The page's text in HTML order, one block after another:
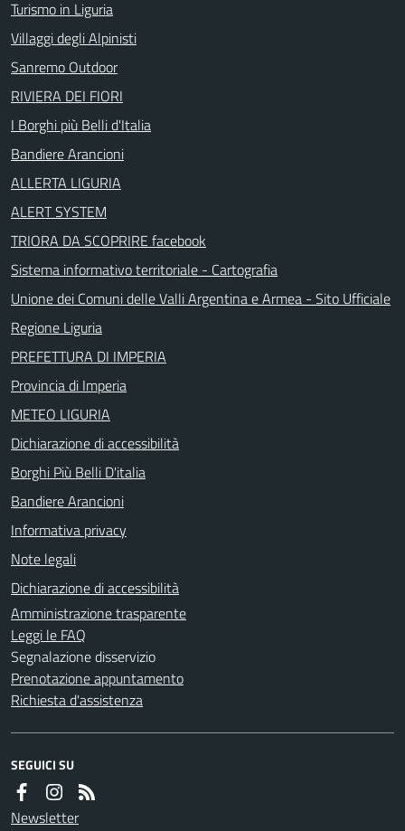
Turismo in Liguria
Villaggi degli Alpinisti
Sanremo Outdoor
RIVIERA DEI FIORI
I Borghi più Belli d'Italia
Bandiere Arancioni
ALLERTA LIGURIA
ALERT SYSTEM
TRIORA DA SCOPRIRE facebook
Sistema informativo territoriale - Cartografia
Unione dei Comuni delle Valli Argentina e Armea - Sito Ufficiale
Regione Liguria
PREFETTURA DI IMPERIA
Provincia di Imperia
METEO LIGURIA
Dichiarazione di accessibilità
Borghi Più Belli D'italia
Bandiere Arancioni
Informativa privacy
Note legali
Dichiarazione di accessibilità
Amministrazione trasparente
Leggi le FAQ
Segnalazione disservizio
Prenotazione appuntamento
Richiesta d'assistenza
SEGUICI SU
Newsletter